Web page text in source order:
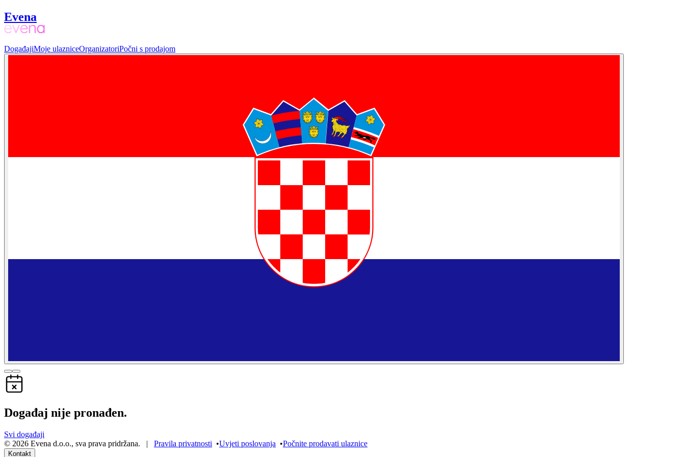
Evena
DogađajiMoje ulazniceOrganizatoriPočni s prodajom
Događaj nije pronađen.
Svi događaji
© 2026 Evena d.o.o., sva prava pridržana. | Pravila privatnosti •Uvjeti poslovanja •Počnite prodavati ulaznice
Kontakt